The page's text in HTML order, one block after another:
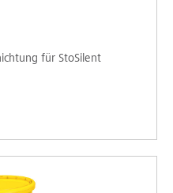
für StoSilent